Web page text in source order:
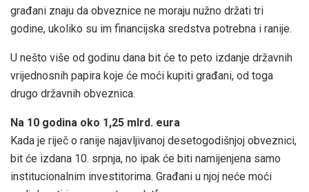
građani znaju da obveznice ne moraju nužno držati tri
godine, ukoliko su im financijska sredstva potrebna i ranije.
U nešto više od godinu dana bit će to peto izdanje državnih
vrijednosnih papira koje će moći kupiti građani, od toga
drugo državnih obveznica.
Na 10 godina oko 1,25 mlrd. eura
Kada je riječ o ranije najavljivanoj desetogodišnjoj obveznici,
bit će izdana 10. srpnja, no ipak će biti namijenjena samo
institucionalnim investitorima. Građani u njoj neće moći